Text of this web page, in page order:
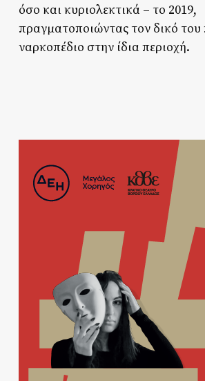
όσο και κυριολεκτικά – το 2019,
πραγματοποιώντας τον δικό του
ναρκοπέδιο στην ίδια περιοχή.